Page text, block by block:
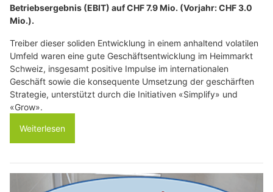
Betriebsergebnis (EBIT) auf CHF 7.9 Mio. (Vorjahr: CHF 3.0
Mio.).
Treiber dieser soliden Entwicklung in einem anhaltend volatilen
Umfeld waren eine gute Geschäftsentwicklung im Heimmarkt
Schweiz, insgesamt positive Impulse im internationalen
Geschäft sowie die konsequente Umsetzung der geschärften
Strategie, unterstützt durch die Initiativen «Simplify» und
«Grow».
Weiterlesen